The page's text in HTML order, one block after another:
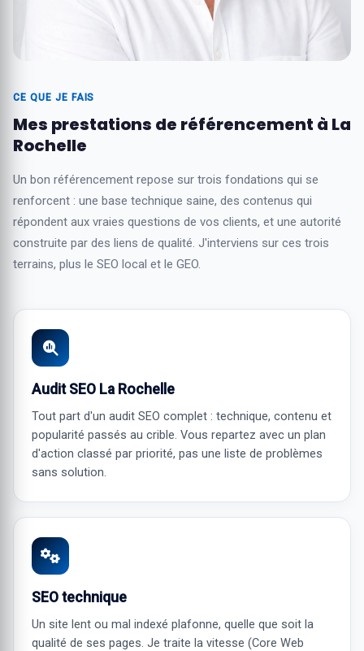
CE QUE JE FAIS
Mes prestations de référencement à La
Rochelle
Un bon référencement repose sur trois fondations qui se
renforcent : une base technique saine, des contenus qui
répondent aux vraies questions de vos clients, et une autorité
construite par des liens de qualité. J'interviens sur ces trois
terrains, plus le SEO local et le GEO.
Audit SEO La Rochelle
Tout part d'un audit SEO complet : technique, contenu et
popularité passés au crible. Vous repartez avec un plan
d'action classé par priorité, pas une liste de problèmes
sans solution.
SEO technique
Un site lent ou mal indexé plafonne, quelle que soit la
qualité de ses pages. Je traite la vitesse (Core Web